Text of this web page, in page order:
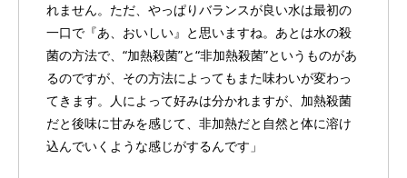
れません。ただ、やっぱりバランスが良い水は最初の
一口で『あ、おいしい』と思いますね。あとは水の殺
菌の方法で、“加熱殺菌”と“非加熱殺菌”というものがあ
るのですが、その方法によってもまた味わいが変わっ
てきます。人によって好みは分かれますが、加熱殺菌
だと後味に甘みを感じて、非加熱だと自然と体に溶け
込んでいくような感じがするんです」